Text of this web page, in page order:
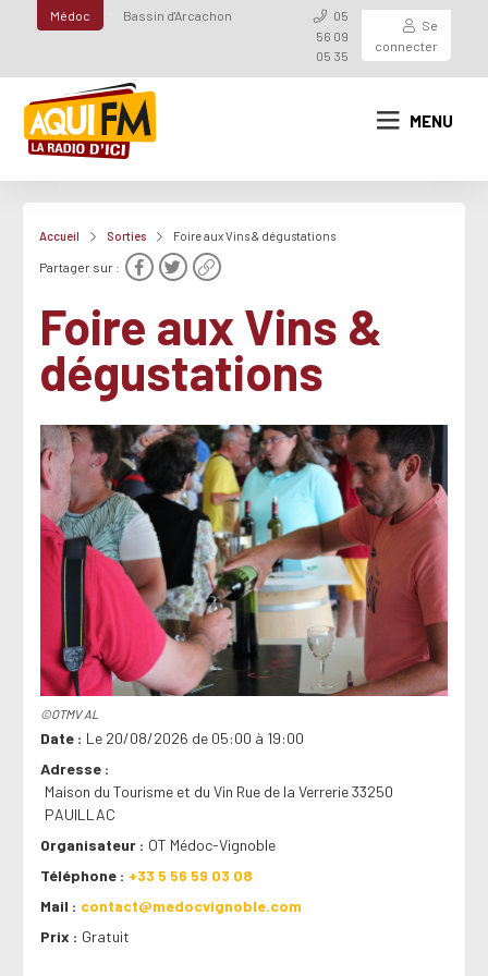
Médoc Bassin d'Arcachon
05
56 09
05 35
Se
connecter
MENU
Accueil Sorties Foire aux Vins & dégustations
Partager sur :
Foire aux Vins &
dégustations
©OTMV AL
Date
Le 20/08/2026 de 05:00 à 19:00
Adresse
Maison du Tourisme et du Vin Rue de la Verrerie 33250
PAUILLAC
Organisateur
OT Médoc-Vignoble
Téléphone
+33 5 56 59 03 08
Mail
contact@medocvignoble.com
Prix
Gratuit